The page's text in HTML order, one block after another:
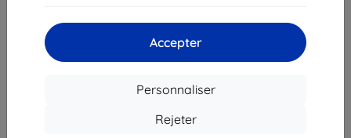
Accepter
Personnaliser
Rejeter
Shield-Sk s.r.o.
Ulica Rudolfa Mocka 3750/2A
841 04 Bratislava
Numéro d’identification d’entreprise :